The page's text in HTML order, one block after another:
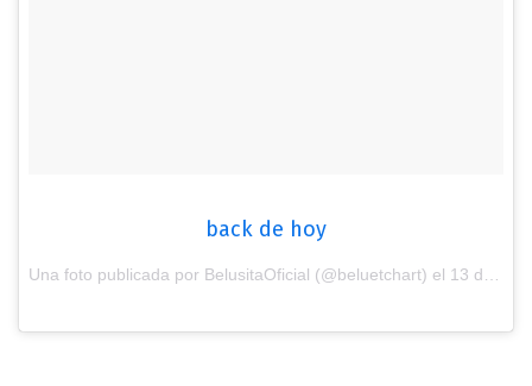
back de hoy
Una foto publicada por BelusitaOficial (@beluetchart) el 13 de Ene de 2017 a la(s) 3:52 PST